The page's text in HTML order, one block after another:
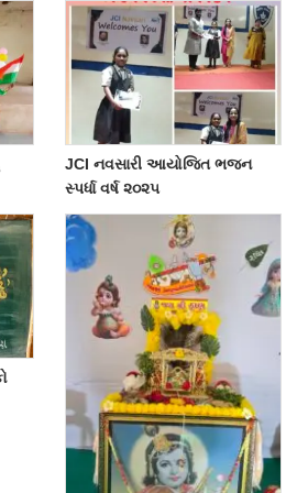
JCI નવસારી આયોજિત ભજન
સ્પર્ધા વર્ષ ૨૦૨૫